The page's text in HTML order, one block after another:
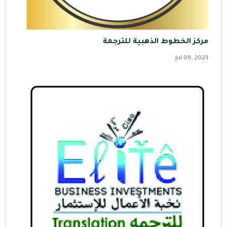
مركز الخطوط الذهبية للترجمة
Jul 09, 2023